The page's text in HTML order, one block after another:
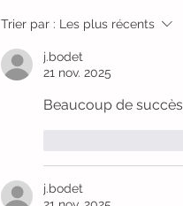
Trier par : Les plus récents
j.bodet
21 nov. 2025
Beaucoup de
j.bodet